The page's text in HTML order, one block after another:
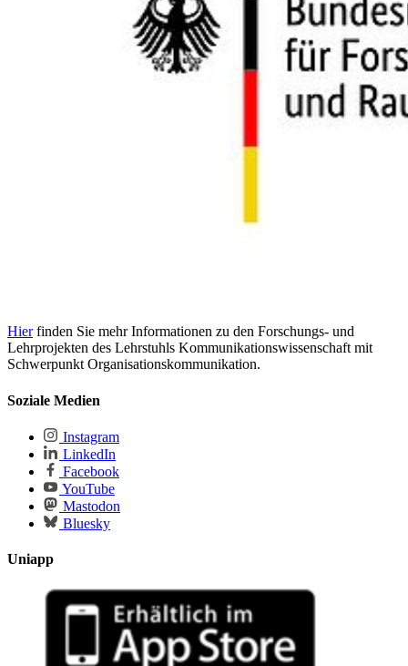
Hierfinden Sie mehr Informationen zu den Forschungs- und
Lehrprojekten des Lehrstuhls Kommunikationswissenschaft mit
Schwerpunkt Organisationskommunikation.
Soziale Medien
Instagram
LinkedIn
Facebook
YouTube
Mastodon
Bluesky
Uniapp